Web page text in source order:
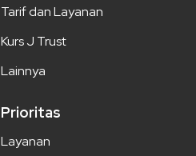
Tarif dan Layanan
Kurs J Trust
Lainnya
Prioritas
Layanan